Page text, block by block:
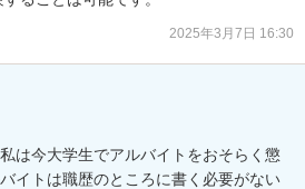
2025年3月7日 16:30
は今大学生でアルバイトをおそらく懲
イトは職歴のところに書く必要がない